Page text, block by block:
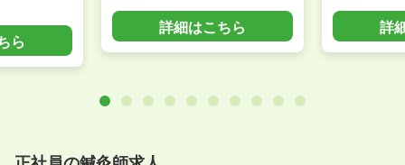
ら
詳細はこちら 詳